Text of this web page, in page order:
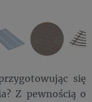
się
Z pewnością o